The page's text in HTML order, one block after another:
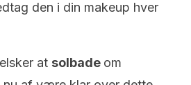
den i din makeup hver
at solbade om